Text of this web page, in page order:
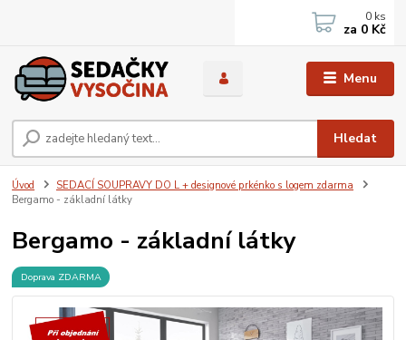
Menu
Hledat
0 ks
za 0 Kč
Úvod
SEDACÍ SOUPRAVY DO L + designové prkénko s logem zdarma
Bergamo - základní látky
Bergamo - základní látky
Doprava ZDARMA